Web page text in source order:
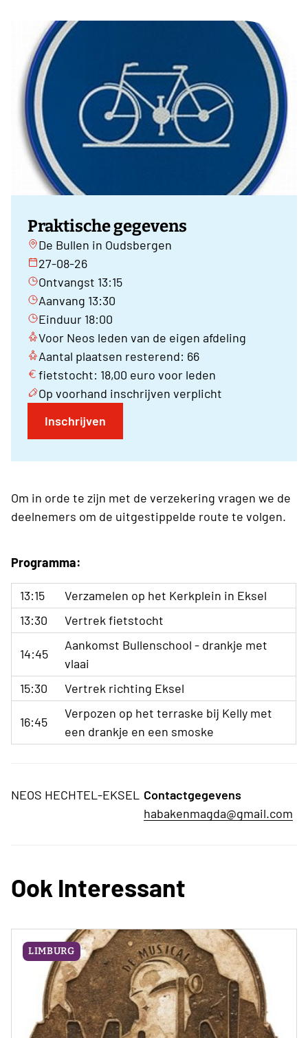
Praktische gegevens
De Bullen in Oudsbergen
27-08-26
Ontvangst 13:15
Aanvang 13:30
Einduur 18:00
Voor Neos leden van de eigen afdeling
Aantal plaatsen resterend: 66
fietstocht: 18,00 euro voor leden
Op voorhand inschrijven verplicht
Inschrijven
Om in orde te zijn met de verzekering vragen we de
deelnemers om de uitgestippelde route te volgen.
Programma:
13:15
Verzamelen op het Kerkplein in Eksel
13:30
Vertrek fietstocht
14:45
Aankomst Bullenschool - drankje met
vlaai
15:30
Vertrek richting Eksel
16:45
Verpozen op het terraske bij Kelly met
een drankje en een smoske
NEOS HECHTEL-EKSEL Contactgegevens
habakenmagda@gmail.com
Ook Interessant
LIMBURG